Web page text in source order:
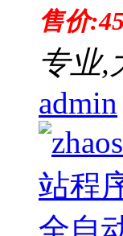
售价
专业,
admin